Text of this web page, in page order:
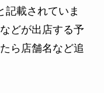
記載されていま
どが出店する予
ら店舗名など追